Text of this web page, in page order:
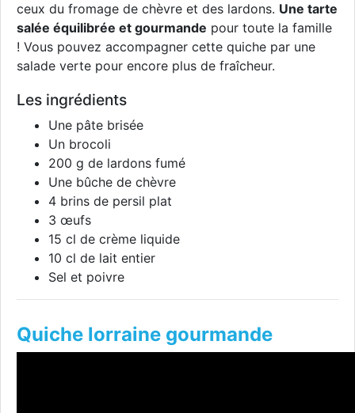
ceux du fromage de chèvre et des lardons. Une tarte
salée équilibrée et gourmande pour toute la famille
! Vous pouvez accompagner cette quiche par une
salade verte pour encore plus de fraîcheur.
Les ingrédients
Une pâte brisée
Un brocoli
200 g de lardons fumé
Une bûche de chèvre
4 brins de persil plat
3 œufs
15 cl de crème liquide
10 cl de lait entier
Sel et poivre
Quiche lorraine gourmande